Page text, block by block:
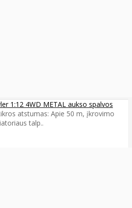
1:12 4WD METAL aukso spalvos
atstumas: Apie 50 m, įkrovimo
talp..